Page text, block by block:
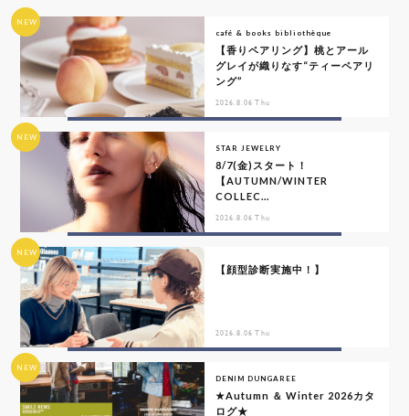
NEW
café & books bibliothèque
【香りペアリング】桃とアール
グレイが織りなす“ティーペアリ
ング”
2026.8.06 Thu
NEW
STAR JEWELRY
8/7(金)スタート！
【AUTUMN/WINTER
COLLEC...
2026.8.06 Thu
NEW
【顔型診断実施中！】
2026.8.06 Thu
NEW
DENIM DUNGAREE
★Autumn ＆ Winter 2026カタ
ログ★